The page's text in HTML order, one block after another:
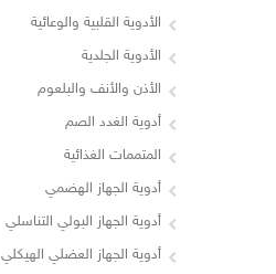
الأدوية القلبية والوعائية
الأدوية الجلدية
الأذن والأنف والبلعوم
أدوية الغدد الصم
المتممات الغذائية
أدوية الجهاز الهضمي
أدوية الجهاز البولي التناسلي
أدوية الجهاز العضلي الهيكلي